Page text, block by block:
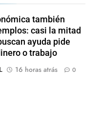
también
casi la mitad
ayuda pide
o trabajo
16 horas atrás 0